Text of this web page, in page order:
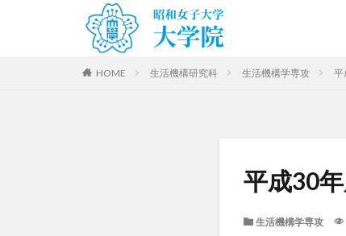
HOME 生活機構研究科 生活機構学専攻
平成30
生活機構学専攻